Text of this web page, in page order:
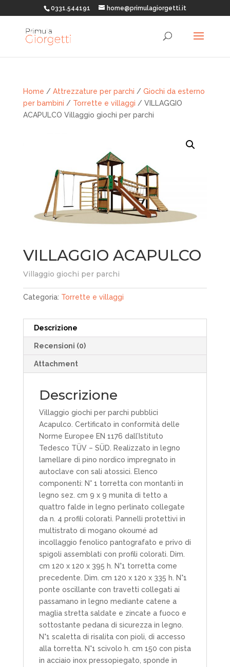
0331.544191 home@primulagiorgetti.it
Home / Attrezzature per parchi / Giochi da esterno
per bambini / Torrette e villaggi / VILLAGGIO
ACAPULCO Villaggio giochi per parchi
VILLAGGIO ACAPULCO
Villaggio giochi per parchi
Categoria: Torrette e villaggi
Descrizione
Recensioni (0)
Attachment
Descrizione
Villaggio giochi per parchi pubblici
Acapulco. Certificato in conformità delle
Norme Europee EN 1176 dall’Istituto
Tedesco TÜV – SÜD. Realizzato in legno
lamellare di pino nordico impregnato in
autoclave con sali atossici. Elenco
componenti: N° 1 torretta con montanti in
legno sez. cm 9 x 9 munita di tetto a
quattro falde in legno perlinato collegate
da n. 4 profili colorati. Pannelli protettivi in
multistrato di mogano okoumé ad
incollaggio fenolico pantografato e privo di
spigoli assemblati con profili colorati. Dim.
cm 120 x 120 x 395 h. N°1 torretta come
precedente. Dim. cm 120 x 120 x 335 h. N°1
ponte oscillante con travetti collegati ai
passamano in legno mediante catene a
maglia stretta saldate e zincate a fuoco e
sottostante pedana di sicurezza in legno.
N°1 scaletta di risalita con pioli, di accesso
alla torretta. N°1 scivolo h. cm 150 con pista
in acciaio inox pressopiegato, sponde in